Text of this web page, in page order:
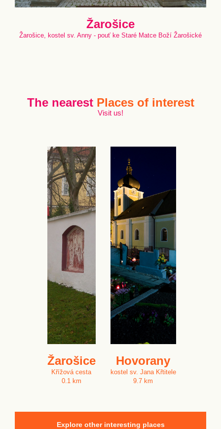
Žarošice
Žarošice, kostel sv. Anny - pouť ke Staré Matce Boží Žarošické
The nearest Places of interest
Visit us!
Žarošice
Křížová cesta
0.1 km
Hovorany
kostel sv. Jana Křtitele
9.7 km
Explore other interesting places